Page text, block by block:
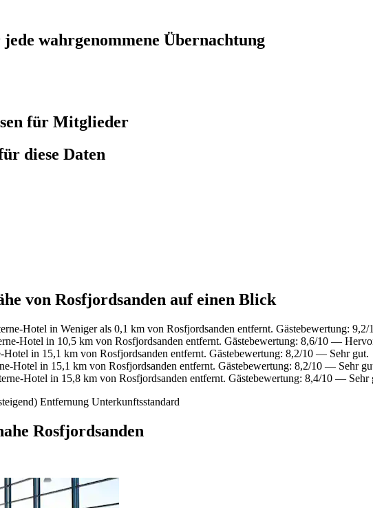
wahrgenommene Übernachtung
für Mitglieder
diese Daten
von Rosfjordsanden auf einen Blick
Hotel in Weniger als 0,1 km von Rosfjordsanden entfernt. Gästebewertung:
Hotel in 10,5 km von Rosfjordsanden entfernt. Gästebewertung: 8,6/10 —
in 15,1 km von Rosfjordsanden entfernt. Gästebewertung: 8,2/10 — Sehr gut.
Hotel in 15,1 km von Rosfjordsanden entfernt. Gästebewertung: 8,2/10 — Sehr
Hotel in 15,8 km von Rosfjordsanden entfernt. Gästebewertung: 8,4/10 — Sehr
Entfernung Unterkunftsstandard
Rosfjordsanden